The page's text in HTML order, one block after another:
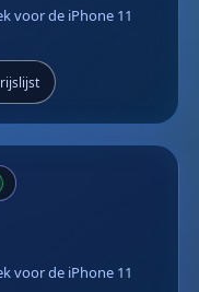
voor de iPhone 11
voor de iPhone 11